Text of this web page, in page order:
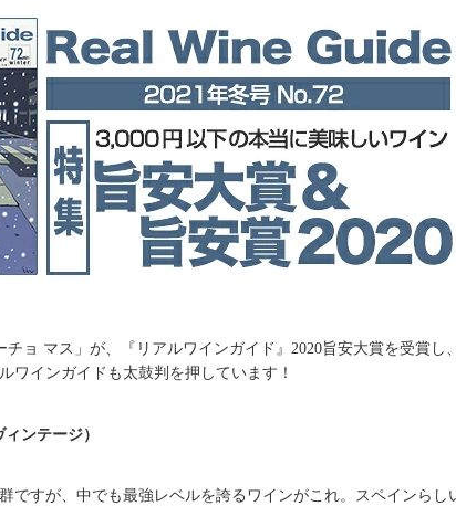
ョ マス」が、『リアルワインガイド』2020旨安大賞を受賞し
ワインガイドも太鼓判を押しています！
ンテージ）
ですが、中でも最強レベルを誇るワインがこれ。スペインらし